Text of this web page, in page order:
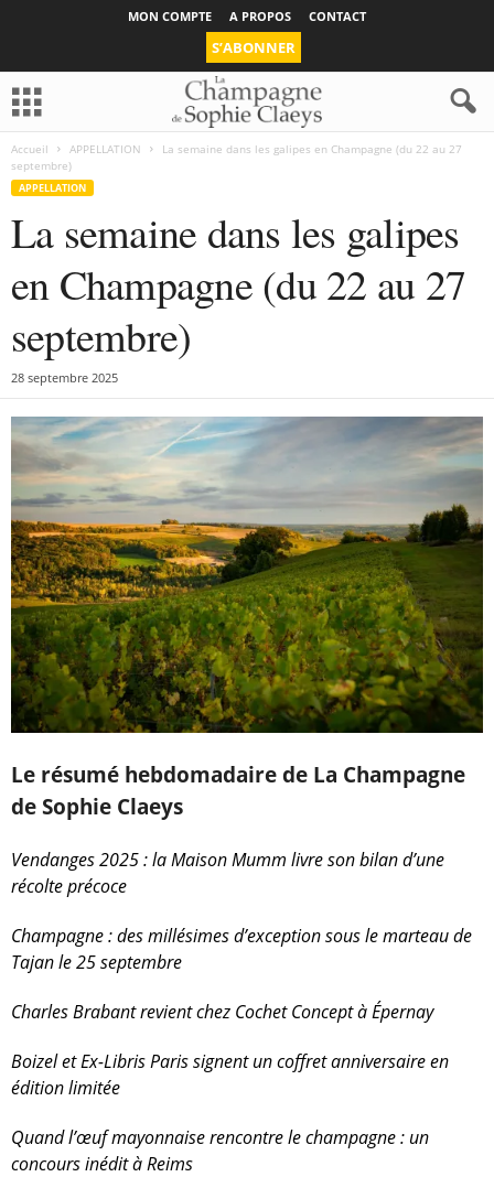
MON COMPTE A PROPOS CONTACT
S’ABONNER
Accueil APPELLATION
La semaine dans les galipes en Champagne (du 22 au 27
septembre)
APPELLATION
La semaine dans les galipes
en Champagne (du 22 au 27
septembre)
28 septembre 2025
Le résumé hebdomadaire de La Champagne
de Sophie Claeys
Vendanges 2025 : la Maison Mumm livre son bilan d’une
récolte précoce
Champagne : des millésimes d’exception sous le marteau de
Tajan le 25 septembre
Charles Brabant revient chez Cochet Concept à Épernay
Boizel et Ex-Libris Paris signent un coffret anniversaire en
édition limitée
Quand l’œuf mayonnaise rencontre le champagne : un
concours inédit à Reims